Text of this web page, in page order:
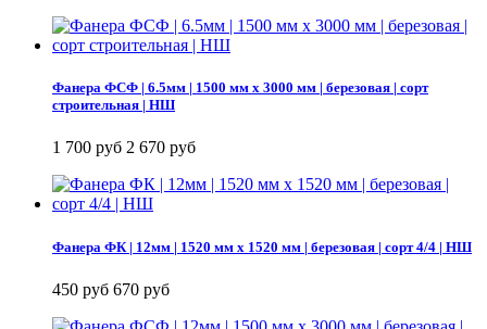
Фанера ФСФ | 6.5мм | 1500 мм х 3000 мм | березовая | сорт
строительная | НШ
1 700 руб 2 670 руб
Фанера ФК | 12мм | 1520 мм х 1520 мм | березовая | сорт 4/4 | НШ
450 руб 670 руб